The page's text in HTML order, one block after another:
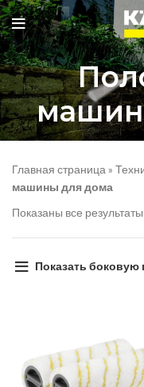
Главная страница »
машины для дома
Показаны все
Показать боковую